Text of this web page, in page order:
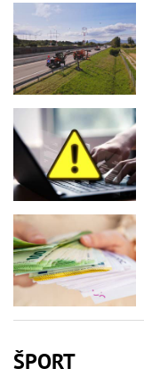
ŠPORT